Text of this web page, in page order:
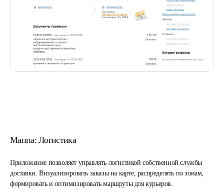
Маппа: Логистика
Приложение позволяет управлять логистикой собственной службы
доставки. Визуализировать заказы на карте, распределять по зонам,
формировать и оптимизировать маршруты для курьеров.